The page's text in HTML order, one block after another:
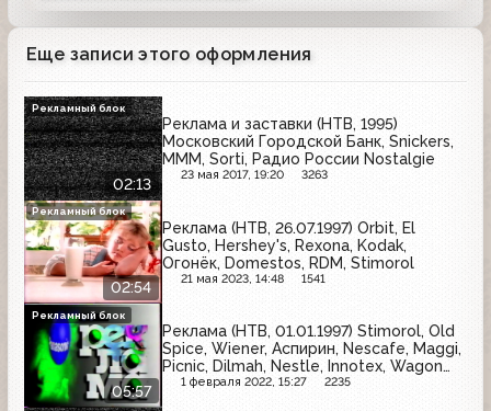
Еще записи этого оформления
02:13
Реклама и заставки (НТВ, 1995)
Московский Городской Банк, Snickers,
МММ, Sorti, Радио России Nostalgie
23 мая 2017, 19:20 3263
Рекламный блок
02:54
Реклама (НТВ, 26.07.1997) Orbit, El
Gusto, Hershey's, Rexona, Kodak,
Огонёк, Domestos, RDM, Stimorol
21 мая 2023, 14:48 1541
Рекламный блок
05:57
Реклама (НТВ, 01.01.1997) Stimorol, Old
Spice, Wiener, Аспирин, Nescafe, Maggi,
Picnic, Dilmah, Nestle, Innotex, Wagon
Wheels, Cricket, Daewoo, Ace, Fruttis,
1 февраля 2022, 15:27 2235
Рекламный блок